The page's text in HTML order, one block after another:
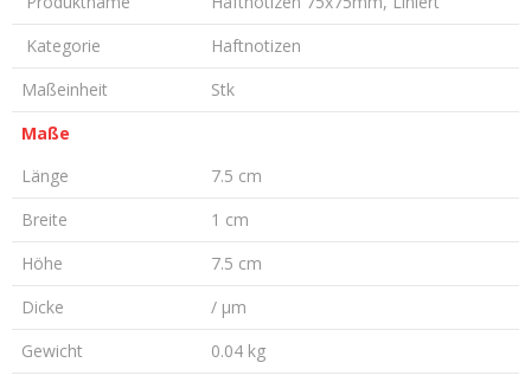
Kategorie
Haftnotizen
Maßeinheit
Stk
Maße
Länge
7.5 cm
Breite
1 cm
Höhe
7.5 cm
Dicke
/ µm
Gewicht
0.04 kg